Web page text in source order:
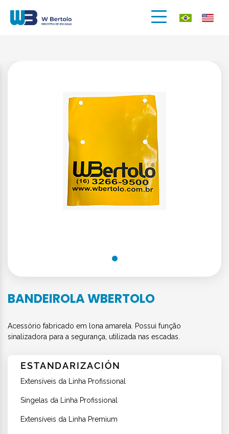
BANDEIROLA WBERTOLO
Acessório fabricado em lona amarela. Possui função
sinalizadora para a segurança, utilizada nas escadas.
ESTANDARIZACIÓN
Extensíveis da Linha Profissional
Singelas da Linha Profissional
Extensíveis da Linha Premium